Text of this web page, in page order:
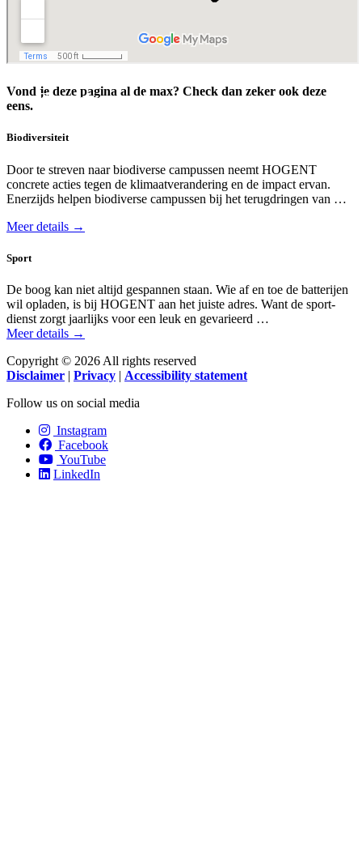
Exercise route campus
Vond je deze pagina al de max? Check dan zeker ook deze
eens.
Biodiversiteit
Door te streven naar bio­diverse campussen neemt HOGENT
concrete acties tegen de klimaat­verandering en de impact ervan.
Enerzijds helpen biodiverse campussen bij het terug­dringen van …
Meer details →
Sport
De boog kan niet altijd gespannen staan. Wie af en toe de batterijen
wil opladen, is bij HOGENT aan het juiste adres. Want de sport­
dienst zorgt jaar­lijks voor een leuk en gevarieerd …
Meer details →
Copyright © 2026 All rights reserved
Disclaimer | Privacy | Accessibility statement
Follow us on social media
Instagram
Facebook
YouTube
LinkedIn